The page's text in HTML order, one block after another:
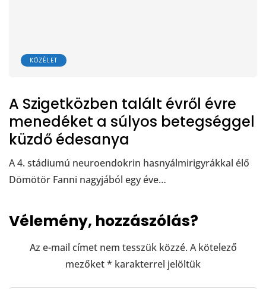
KÖZÉLET
A Szigetközben talált évről évre
menedéket a súlyos betegséggel
küzdő édesanya
A 4. stádiumú neuroendokrin hasnyálmirigyrákkal élő
Dömötör Fanni nagyjából egy éve…
Vélemény, hozzászólás?
Az e-mail címet nem tesszük közzé. A kötelező
mezőket* karakterrel jelöltük